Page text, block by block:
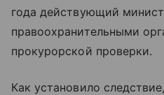
года действующий
правоохранительными
прокурорской проверки.
Как установило